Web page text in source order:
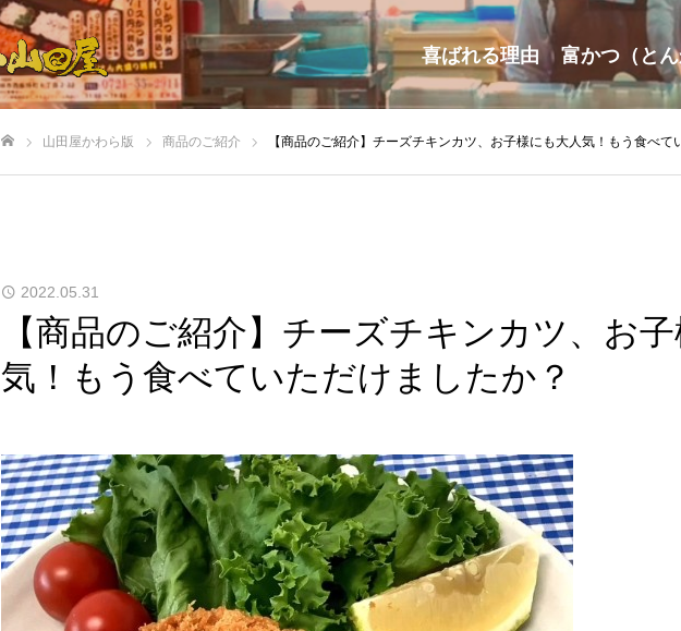
喜ばれる理由 富かつ（と
山田屋かわら版 商品のご紹介 【商品のご紹介】チーズチキンカツ、お子様にも大人気！もう食べて
2022.05.31
【商品のご紹介】チーズチキンカツ、お
気！もう食べていただけましたか？